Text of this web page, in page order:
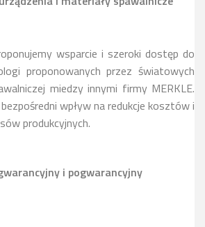
wsparcie i szeroki dostęp do
proponowanych przez światowych
miedzy innymi firmy MERKLE.
wpływ na redukcje kosztów i
produkcyjnych.
i pogwarancyjny